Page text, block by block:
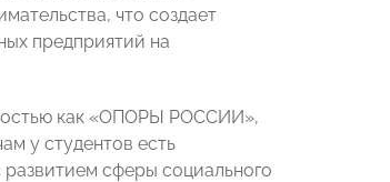
что создает
предприятий на
как «ОПОРЫ РОССИИ»,
у студентов есть
сферы социального